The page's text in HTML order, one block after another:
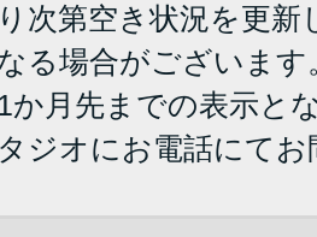
次第空き状況を更
る場合がございます
か月先までの表示と
ジオにお電話にて